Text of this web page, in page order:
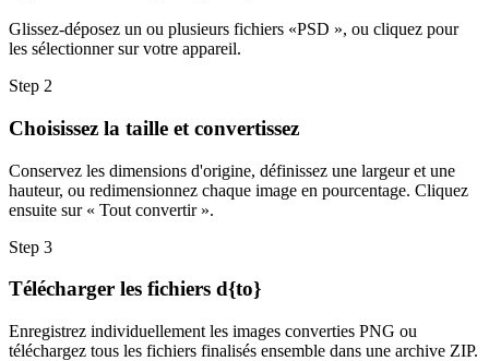
Glissez-déposez un ou plusieurs fichiers «PSD », ou cliquez pour
les sélectionner sur votre appareil.
Step 2
Choisissez la taille et convertissez
Conservez les dimensions d'origine, définissez une largeur et une
hauteur, ou redimensionnez chaque image en pourcentage. Cliquez
ensuite sur « Tout convertir ».
Step 3
Télécharger les fichiers d{to}
Enregistrez individuellement les images converties PNG ou
téléchargez tous les fichiers finalisés ensemble dans une archive ZIP.